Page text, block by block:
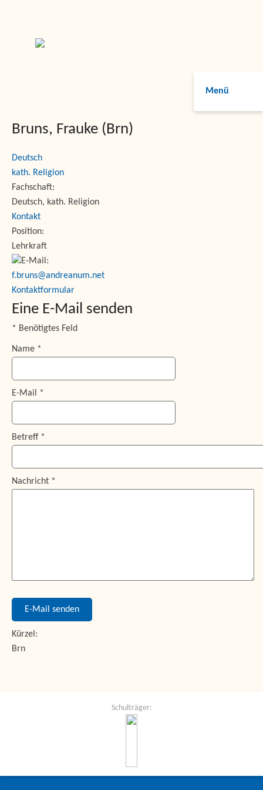
Menü
Bruns, Frauke (Brn)
Deutsch
kath. Religion
Fachschaft:
Deutsch, kath. Religion
Kontakt
Position:
Lehrkraft
f.bruns@andreanum.net
Kontaktformular
Eine E-Mail senden
* Benötigtes Feld
Name *
E-Mail *
Betreff*
Nachricht *
E-Mail senden
Kürzel:
Brn
Schulträger: